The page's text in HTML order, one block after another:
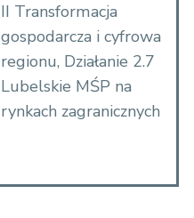
II Transformacja
gospodarcza i cyfrowa
regionu, Działanie 2.7
Lubelskie MŚP na
rynkach zagranicznych